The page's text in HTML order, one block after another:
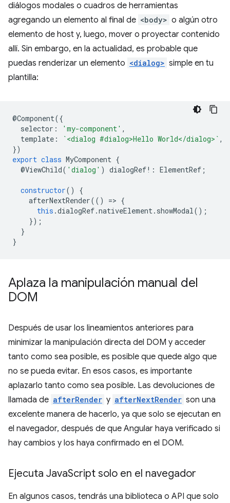
diálogos modales o cuadros de herramientas
agregando un elemento al final de <body> o algún otro
elemento de host y, luego, mover o proyectar contenido
allí. Sin embargo, en la actualidad, es probable que
puedas renderizar un elemento <dialog> simple en tu
plantilla:
@Component({
selector : 'my-component' ,
template : `<dialog #dialog>Hello World</dialog>` ,
})
export class MyComponent {
@ViewChild( 'dialog' ) dialogRef!: ElementRef ;
constructor()
{
afterNextRender(() => {
this .dialogRef.nativeElement. showModal();
});
}
}
Aplaza la manipulación manual del
DOM
Después de usar los lineamientos anteriores para
minimizar la manipulación directa del DOM y acceder
tanto como sea posible, es posible que quede algo que
no se pueda evitar. En esos casos, es importante
aplazarlo tanto como sea posible. Las devoluciones de
llamada de afterRender y afterNextRender son una
excelente manera de hacerlo, ya que solo se ejecutan en
el navegador, después de que Angular haya verificado si
hay cambios y los haya confirmado en el DOM.
Ejecuta JavaScript solo en el navegador
En algunos casos, tendrás una biblioteca o API que solo